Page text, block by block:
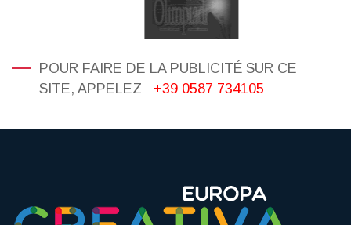
POUR FAIRE DE LA PUBLICITÉ SUR CE
SITE, APPELEZ
+39 0587 734105